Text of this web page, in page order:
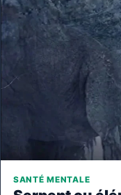
SANTÉ MENTALE